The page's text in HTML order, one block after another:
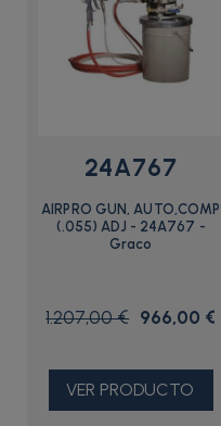
24A767
AIRPRO GUN, AUTO,COMP
(.055) ADJ - 24A767 -
Graco
1.207,00 € 966,00 €
VER PRODUCTO